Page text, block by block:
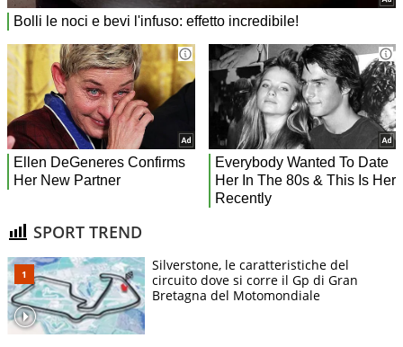
SPORT TREND
Silverstone, le caratteristiche del
circuito dove si corre il Gp di Gran
Bretagna del Motomondiale